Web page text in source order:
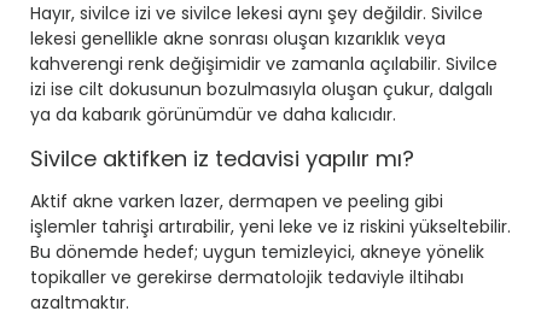
Hayır, sivilce izi ve sivilce lekesi aynı şey değildir. Sivilce
lekesi genellikle akne sonrası oluşan kızarıklık veya
kahverengi renk değişimidir ve zamanla açılabilir. Sivilce
izi ise cilt dokusunun bozulmasıyla oluşan çukur, dalgalı
ya da kabarık görünümdür ve daha kalıcıdır.
Sivilce aktifken iz tedavisi yapılır mı?
Aktif akne varken lazer, dermapen ve peeling gibi
işlemler tahrişi artırabilir, yeni leke ve iz riskini yükseltebilir.
Bu dönemde hedef; uygun temizleyici, akneye yönelik
topikaller ve gerekirse dermatolojik tedaviyle iltihabı
azaltmaktır.